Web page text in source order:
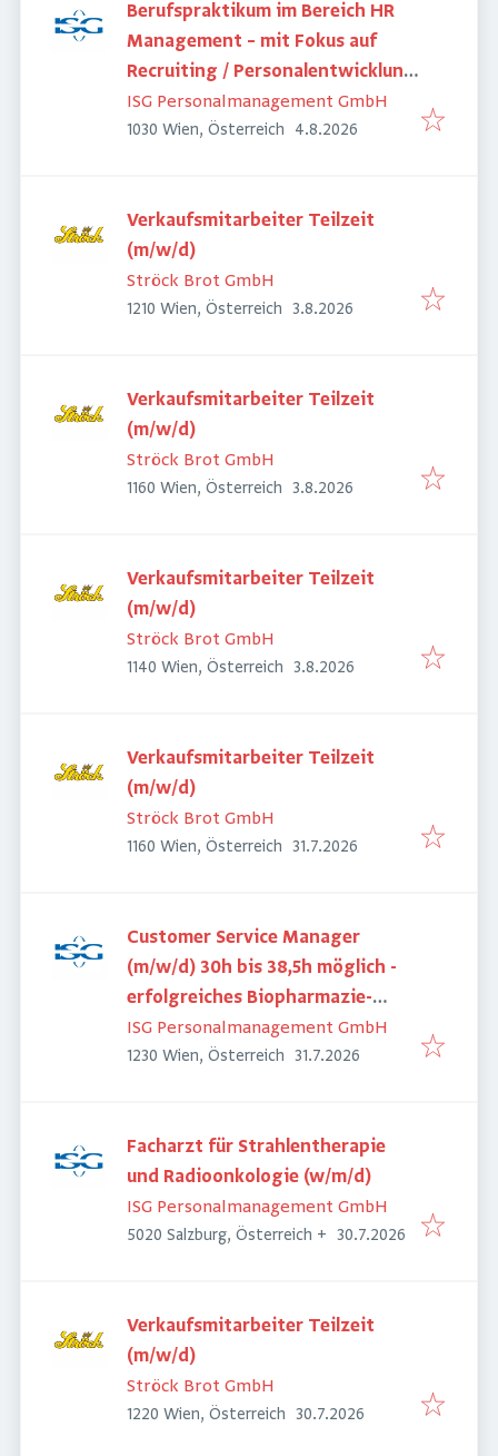
Berufspraktikum im Bereich HR
Management – mit Fokus auf
Recruiting / Personalentwicklung
(m/w/d)
ISG Personalmanagement GmbH
1030 Wien, Österreich Veröffentlicht
4.8.2026
Verkaufsmitarbeiter Teilzeit
(m/w/d)
Ströck Brot GmbH
1210 Wien, Österreich Veröffentlicht
3.8.2026
Verkaufsmitarbeiter Teilzeit
(m/w/d)
Ströck Brot GmbH
1160 Wien, Österreich Veröffentlicht
3.8.2026
Verkaufsmitarbeiter Teilzeit
(m/w/d)
Ströck Brot GmbH
1140 Wien, Österreich Veröffentlicht
3.8.2026
Verkaufsmitarbeiter Teilzeit
(m/w/d)
Ströck Brot GmbH
1160 Wien, Österreich Veröffentlicht
31.7.2026
Customer Service Manager
(m/w/d) 30h bis 38,5h möglich -
erfolgreiches Biopharmazie-
Unternehmen
ISG Personalmanagement GmbH
1230 Wien, Österreich Veröffentlicht
31.7.2026
Facharzt für Strahlentherapie
und Radioonkologie (w/m/d)
ISG Personalmanagement GmbH
5020 Salzburg, Österreich + Veröffentlicht:
30.7.2026
Verkaufsmitarbeiter Teilzeit
(m/w/d)
Ströck Brot GmbH
1220 Wien, Österreich Veröffentlicht
30.7.2026